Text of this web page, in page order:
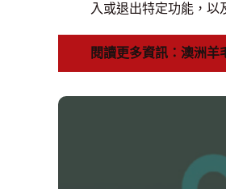
入或退出特定功能，以
閱讀更多資訊：澳洲羊